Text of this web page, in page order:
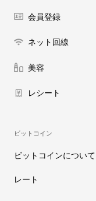
会員登録
ネット回線
美容
レシート
ビットコイン
ビットコインについて
レート